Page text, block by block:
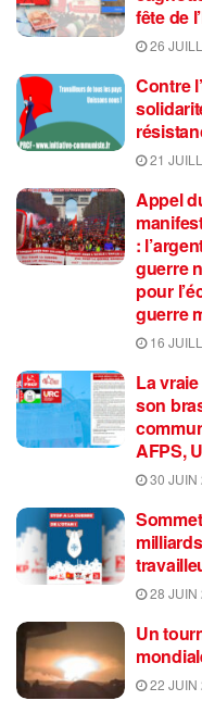
fête de
26
Contre
21
Appel
:
guerre
pour
guerre
16
La
son
AFPS,
30 JUIN
28 JUIN
Un
22 JUIN